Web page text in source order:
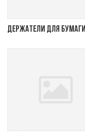
Держатели для бумаги